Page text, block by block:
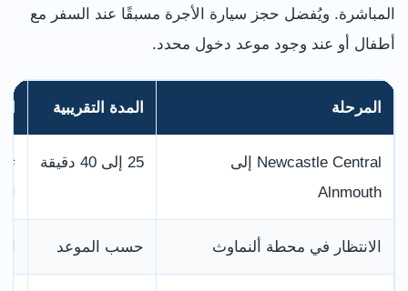
المباشرة. ويُفضل حجز سيارة الأجرة مسبقًا عند السفر مع
أطفال أو عند وجود موعد دخول محدد.
المرحلة المدة التقريبية
Newcastle Central إلى
Alnmouth
25 إلى 40 دقيقة
الانتظار في محطة ألنماوث حسب الموعد